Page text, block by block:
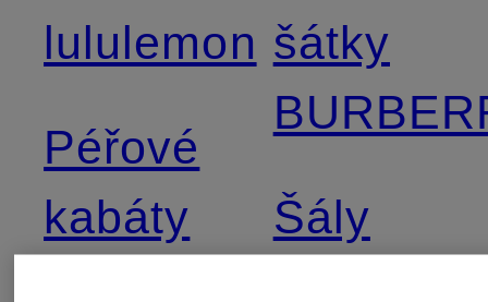
lululemon
Péřové
kabáty
šátky
Šály